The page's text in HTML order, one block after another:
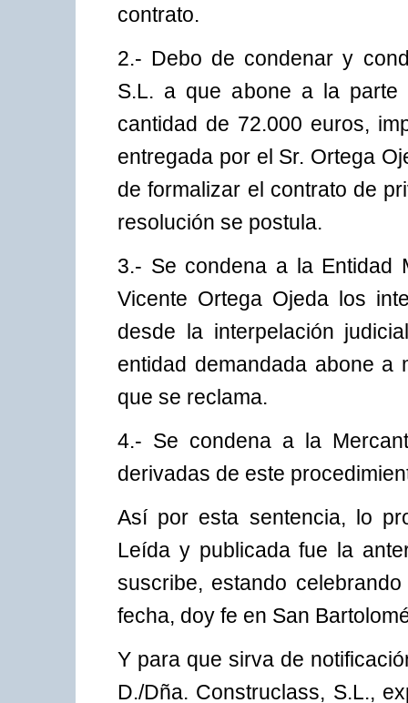
contrato.
2.- Debo de condenar y
S.L. a que abone a la parte
cantidad de 72.000 euros,
entregada por el Sr. Ortega
de formalizar el contrato de
resolución se postula.
3.- Se condena a la Entidad
Vicente Ortega Ojeda los
desde la interpelación
entidad demandada abone a
que se reclama.
4.- Se condena a la
derivadas de este
Así por esta sentencia, lo
Leída y publicada fue la
suscribe, estando
fecha, doy fe en San
Y para que sirva de
D./Dña. Construclass, S.L.,